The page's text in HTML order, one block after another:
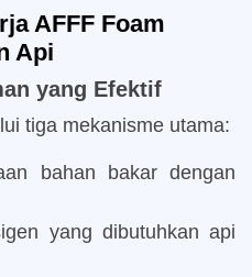
AFFF Foam
Api
yang Efektif
tiga mekanisme utama:
bahan bakar dengan
yang dibutuhkan api